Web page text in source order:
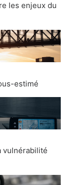
les enjeux du
estimé
vulnérabilité